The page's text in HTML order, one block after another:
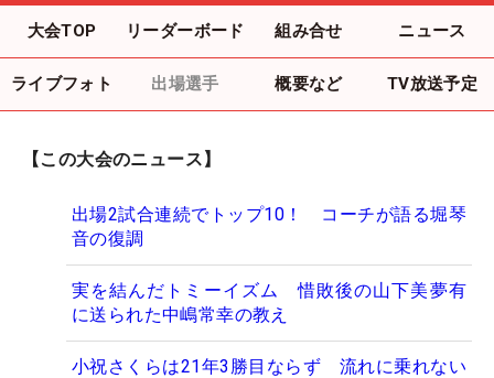
大会TOP リーダーボード 組み合せ ニュース
ライブフォト 出場選手 概要など TV放送予定
【この大会のニュース】
出場2試合連続でトップ10！ コーチが語る堀琴
音の復調
実を結んだトミーイズム 惜敗後の山下美夢有
に送られた中嶋常幸の教え
小祝さくらは21年3勝目ならず 流れに乗れない